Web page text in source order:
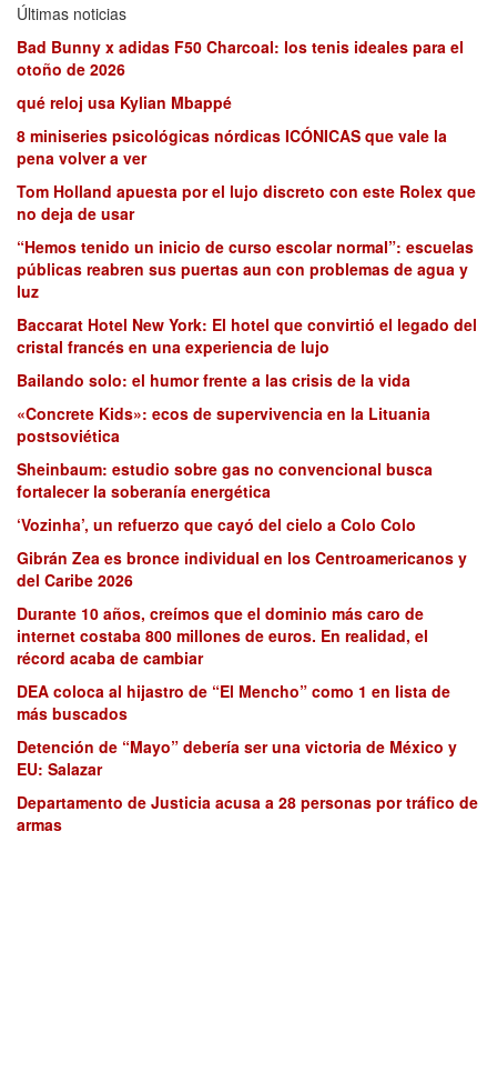
Últimas noticias
Bad Bunny x adidas F50 Charcoal: los tenis ideales para el
otoño de 2026
qué reloj usa Kylian Mbappé
8 miniseries psicológicas nórdicas ICÓNICAS que vale la
pena volver a ver
Tom Holland apuesta por el lujo discreto con este Rolex que
no deja de usar
“Hemos tenido un inicio de curso escolar normal”: escuelas
públicas reabren sus puertas aun con problemas de agua y
luz
Baccarat Hotel New York: El hotel que convirtió el legado del
cristal francés en una experiencia de lujo
Bailando solo: el humor frente a las crisis de la vida
«Concrete Kids»: ecos de supervivencia en la Lituania
postsoviética
Sheinbaum: estudio sobre gas no convencional busca
fortalecer la soberanía energética
‘Vozinha’, un refuerzo que cayó del cielo a Colo Colo
Gibrán Zea es bronce individual en los Centroamericanos y
del Caribe 2026
Durante 10 años, creímos que el dominio más caro de
internet costaba 800 millones de euros. En realidad, el
récord acaba de cambiar
DEA coloca al hijastro de “El Mencho” como 1 en lista de
más buscados
Detención de “Mayo” debería ser una victoria de México y
EU: Salazar
Departamento de Justicia acusa a 28 personas por tráfico de
armas